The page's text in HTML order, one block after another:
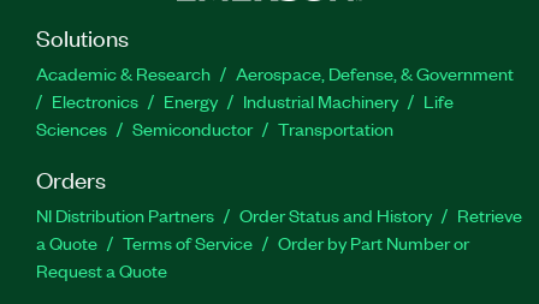
Solutions
Academic & Research
Aerospace, Defense, & Government
Electronics
Energy Industrial Machinery
Life
Sciences
Semiconductor Transportation
Orders
NI Distribution Partners Order Status and History
Retrieve
a Quote
Terms of Service
Order by Part Number or
Request a Quote